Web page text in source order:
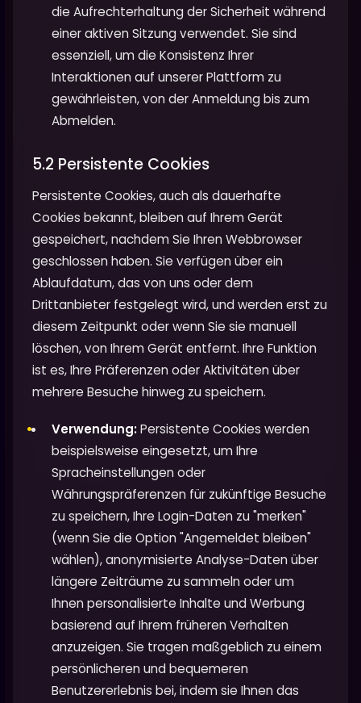
die Aufrechterhaltung der Sicherheit während
einer aktiven Sitzung verwendet. Sie sind
essenziell, um die Konsistenz Ihrer
Interaktionen auf unserer Plattform zu
gewährleisten, von der Anmeldung bis zum
Abmelden.
5.2 Persistente Cookies
Persistente Cookies, auch als dauerhafte
Cookies bekannt, bleiben auf Ihrem Gerät
gespeichert, nachdem Sie Ihren Webbrowser
geschlossen haben. Sie verfügen über ein
Ablaufdatum, das von uns oder dem
Drittanbieter festgelegt wird, und werden erst zu
diesem Zeitpunkt oder wenn Sie sie manuell
löschen, von Ihrem Gerät entfernt. Ihre Funktion
ist es, Ihre Präferenzen oder Aktivitäten über
mehrere Besuche hinweg zu speichern.
Verwendung:Persistente Cookies werden
beispielsweise eingesetzt, um Ihre
Spracheinstellungen oder
Währungspräferenzen für zukünftige Besuche
zu speichern, Ihre Login-Daten zu "merken"
(wenn Sie die Option "Angemeldet bleiben"
wählen), anonymisierte Analyse-Daten über
längere Zeiträume zu sammeln oder um
Ihnen personalisierte Inhalte und Werbung
basierend auf Ihrem früheren Verhalten
anzuzeigen. Sie tragen maßgeblich zu einem
persönlicheren und bequemeren
Benutzererlebnis bei, indem sie Ihnen das